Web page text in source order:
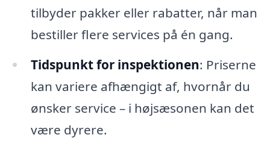
tilbyder pakker eller rabatter, når man
bestiller flere services på én gang.
Tidspunkt for inspektionen: Priserne
kan variere afhængigt af, hvornår du
ønsker service – i højsæsonen kan det
være dyrere.